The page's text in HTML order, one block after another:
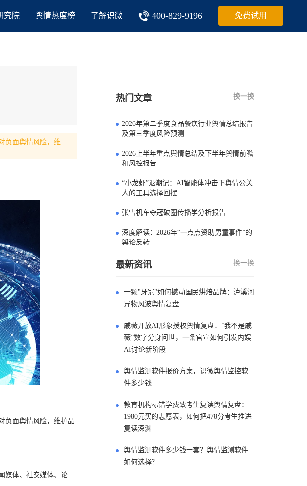
究院 舆情热度榜 了解识微 400-829-9196 免费试用
负面舆情风险，维
负面舆情风险，维护品
媒体、社交媒体、论
热门文章 换一换
2026年第二季度食品餐饮行业舆情总结报告
及第三季度风险预测
2026上半年重点舆情总结及下半年舆情前瞻
和风控报告
“小龙虾”退潮记：AI智能体冲击下舆情公关
人的工具选择回摆
张雪机车夺冠破圈传播学分析报告
深度解读：2026年“一点点资助男童事件”的
舆论反转
最新资讯 换一换
一颗"牙冠"如何撼动国民烘焙品牌：泸溪河
异物风波舆情复盘
戚薇开放AI形象授权舆情复盘：“我不是戚
薇”数字分身问世，一条官宣如何引发内娱
AI讨论新阶段
舆情监测软件报价方案，识微舆情监控软
件多少钱
教育机构标错学费致考生复读舆情复盘：
1980元买的志愿表，如何把478分考生推进
复读深渊
舆情监测软件多少钱一套？舆情监测软件
如何选择？